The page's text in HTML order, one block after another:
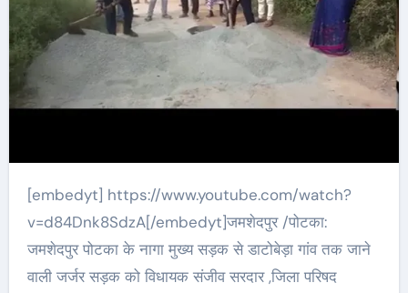
[embedyt] https://www.youtube.com/watch?
v=d84Dnk8SdzA[/embedyt]जमशेदपुर /पोटका:
जमशेदपुर पोटका के नागा मुख्य सड़क से डाटोबेड़ा गांव तक जाने
वाली जर्जर सड़क को विधायक संजीव सरदार ,जिला परिषद